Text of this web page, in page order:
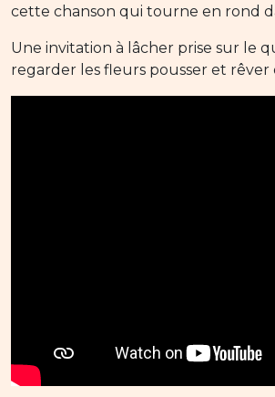
cette chanson qui tourne en rond
Une invitation à lâcher prise sur le
regarder les fleurs pousser et rêver